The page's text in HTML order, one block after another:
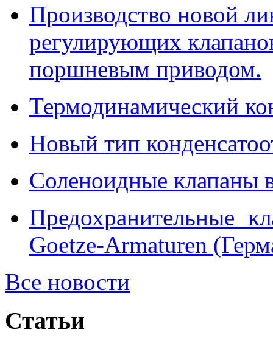
Производство новой
регулирующих
поршневым приводом.
Термодинамический
Новый тип
Соленоидные клапаны
Предохранительные
Goetze-Armaturen
Все новости
Статьи